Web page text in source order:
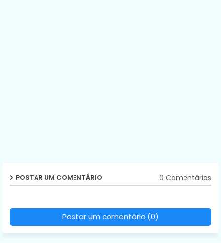
POSTAR UM COMENTÁRIO 0 Comentários
Postar um comentário (0)